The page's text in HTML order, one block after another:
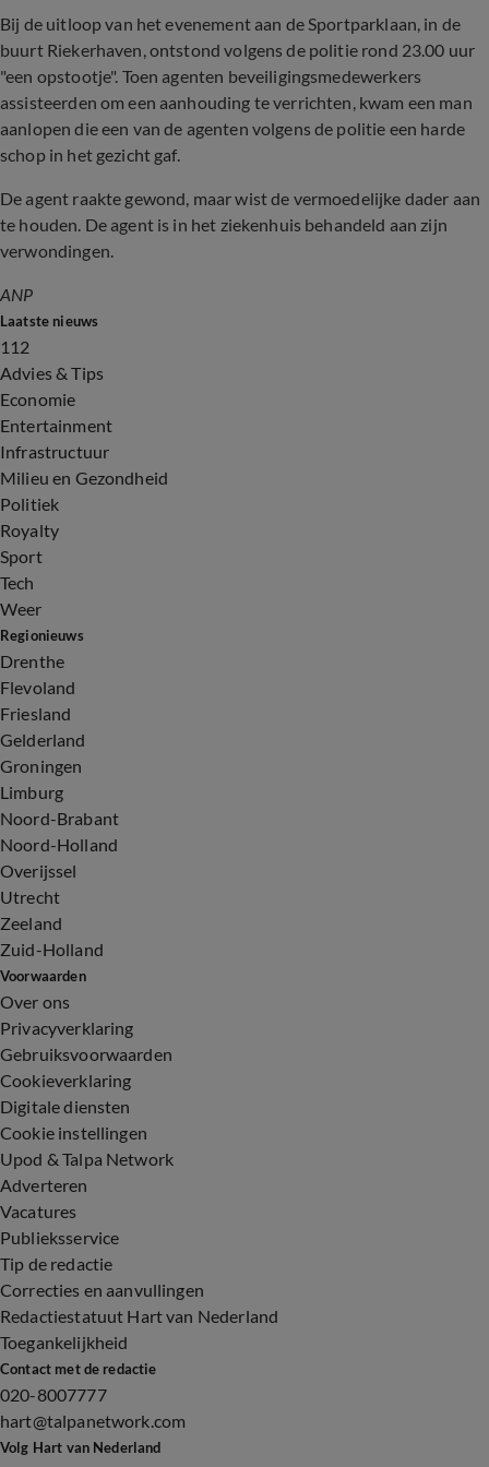
Bij de uitloop van het evenement aan de Sportparklaan, in de
buurt Riekerhaven, ontstond volgens de politie rond 23.00 uur
"een opstootje". Toen agenten beveiligingsmedewerkers
assisteerden om een aanhouding te verrichten, kwam een man
aanlopen die een van de agenten volgens de politie een harde
schop in het gezicht gaf.
De agent raakte gewond, maar wist de vermoedelijke dader aan
te houden. De agent is in het ziekenhuis behandeld aan zijn
verwondingen.
ANP
Laatste nieuws
112
Advies & Tips
Economie
Entertainment
Infrastructuur
Milieu en Gezondheid
Politiek
Royalty
Sport
Tech
Weer
Regionieuws
Drenthe
Flevoland
Friesland
Gelderland
Groningen
Limburg
Noord-Brabant
Noord-Holland
Overijssel
Utrecht
Zeeland
Zuid-Holland
Voorwaarden
Over ons
Privacyverklaring
Gebruiksvoorwaarden
Cookieverklaring
Digitale diensten
Cookie instellingen
Upod & Talpa Network
Adverteren
Vacatures
Publieksservice
Tip de redactie
Correcties en aanvullingen
Redactiestatuut Hart van Nederland
Toegankelijkheid
Contact met de redactie
020-8007777
hart@talpanetwork.com
Volg Hart van Nederland